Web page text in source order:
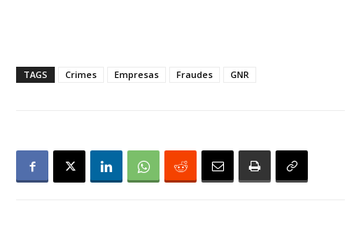
TAGS Crimes Empresas Fraudes GNR